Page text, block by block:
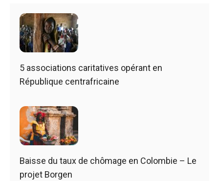
5 associations caritatives opérant en
République centrafricaine
Baisse du taux de chômage en Colombie – Le
projet Borgen